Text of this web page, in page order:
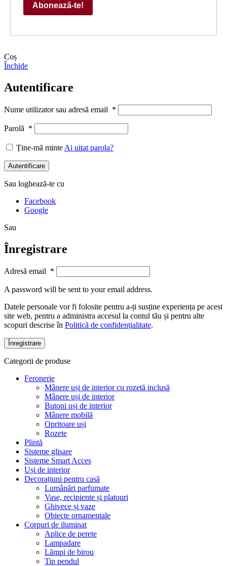
Abonează-te!
Coș
Închide
Autentificare
Nume utilizator sau adresă email *
Parolă *
Ține-mă minte Ai uitat parola?
Autentificare
Sau loghează-te cu
Facebook
Google
Sau
Înregistrare
Adresă email *
A password will be sent to your email address.
Datele personale vor fi folosite pentru a-ți susține experiența pe acest
site web, pentru a administra accesul la contul tău și pentru alte
scopuri descrise în Politică de confidențialitate.
Înregistrare
Categorii de produse
Feronerie
Mânere uși de interior cu rozetă inclusă
Mânere uși de interior
Butoni uși de interior
Mânere mobilă
Opritoare uși
Rozete
Plintă
Sisteme glisare
Sisteme Smart Acces
Uși de interior
Decorațiuni pentru casă
Lumânări parfumate
Vase, recipiente și platouri
Ghivece și vaze
Obiecte ornamentale
Corpuri de iluminat
Aplice de perete
Lampadare
Lămpi de birou
Tip pendul